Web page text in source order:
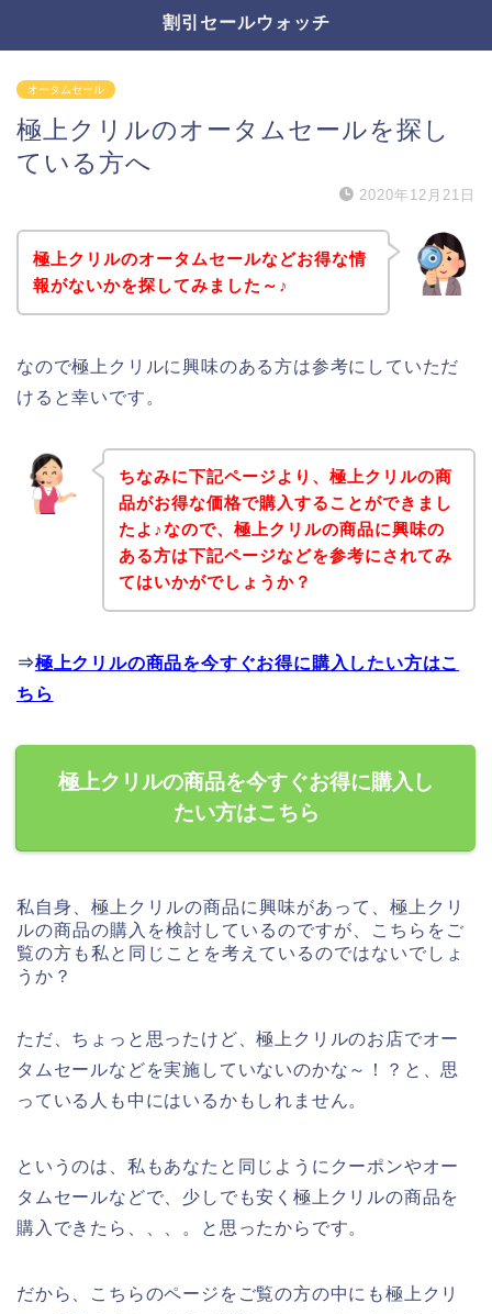
割引セールウォッチ
オータムセール
極上クリルのオータムセールを探し
ている方へ
2020年12月21日
極上クリルのオータムセールなどお得な情
報がないかを探してみました～♪
なので極上クリルに興味のある方は参考にしていただ
けると幸いです。
ちなみに下記ページより、極上クリルの商
品がお得な価格で購入することができまし
たよ♪なので、極上クリルの商品に興味の
ある方は下記ページなどを参考にされてみ
てはいかがでしょうか？
⇒極上クリルの商品を今すぐお得に購入したい方はこ
ちら
極上クリルの商品を今すぐお得に購入し
たい方はこちら
私自身、極上クリルの商品に興味があって、極上クリ
ルの商品の購入を検討しているのですが、こちらをご
覧の方も私と同じことを考えているのではないでしょ
うか？
ただ、ちょっと思ったけど、極上クリルのお店でオー
タムセールなどを実施していないのかな～！？と、思
っている人も中にはいるかもしれません。
というのは、私もあなたと同じようにクーポンやオー
タムセールなどで、少しでも安く極上クリルの商品を
購入できたら、、、。と思ったからです。
だから、こちらのページをご覧の方の中にも極上クリ